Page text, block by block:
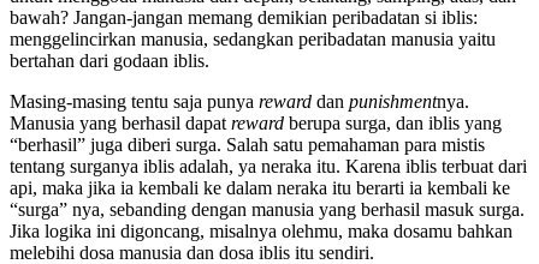
bawah? Jangan-jangan memang demikian peribadatan si iblis:
menggelincirkan manusia, sedangkan peribadatan manusia yaitu
bertahan dari godaan iblis.
Masing-masing tentu saja punya reward dan punishmentnya.
Manusia yang berhasil dapat reward berupa surga, dan iblis yang
“berhasil” juga diberi surga. Salah satu pemahaman para mistis
tentang surganya iblis adalah, ya neraka itu. Karena iblis terbuat dari
api, maka jika ia kembali ke dalam neraka itu berarti ia kembali ke
“surga” nya, sebanding dengan manusia yang berhasil masuk surga.
Jika logika ini digoncang, misalnya olehmu, maka dosamu bahkan
melebihi dosa manusia dan dosa iblis itu sendiri.